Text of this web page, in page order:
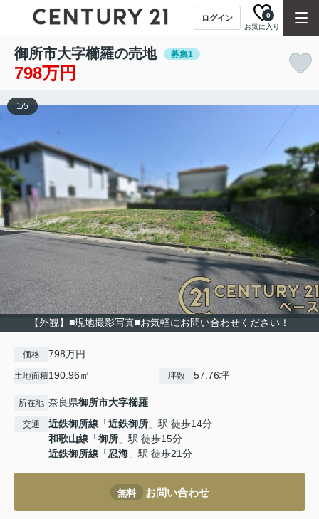
ログイン
お気に入り
0
御所市大字櫛羅の売地 募集1
798万円
【外観】■現地撮影写真■お気軽にお問い合わせください！
1/5
価格 798万円
土地面積190.96㎡ 坪数 57.76坪
所在地 奈良県御所市大字櫛羅
交通 近鉄御所線 「近鉄御所 」駅 徒歩14分
和歌山線 「御所 」駅 徒歩15分
近鉄御所線 「忍海 」駅 徒歩21分
無料 お問い合わせ